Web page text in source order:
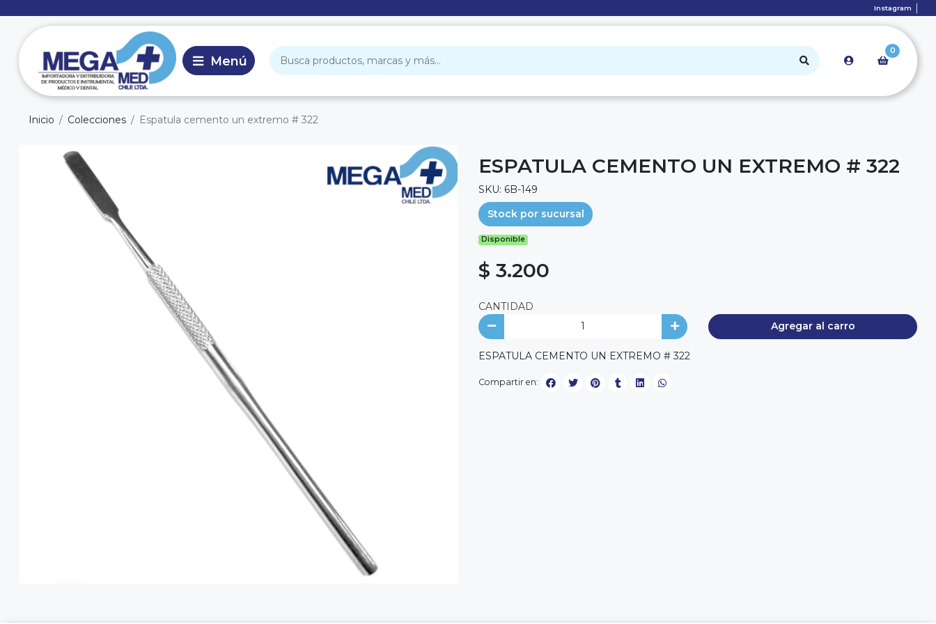
Instagram
0
Inicio Colecciones Espatula cemento un extremo # 322
ESPATULA CEMENTO UN EXTREMO # 322
SKU: 6B-149
Stock por sucursal
Disponible
$ 3.200
CANTIDAD
Agregar al carro
ESPATULA CEMENTO UN EXTREMO # 322
Compartir en: